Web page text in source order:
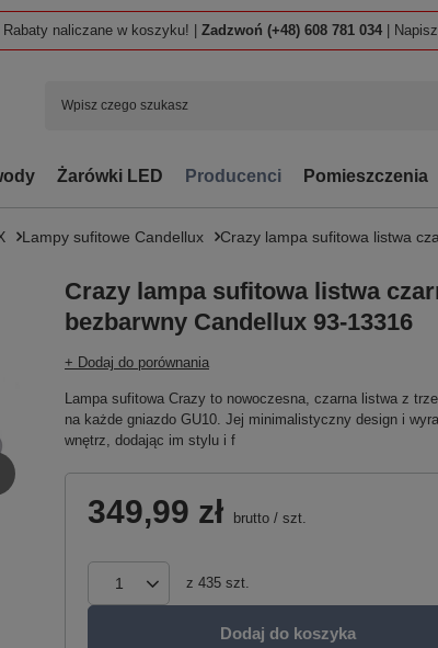
| Rabaty naliczane w koszyku! | Zadzwoń (+48) 608 781 034 |
Żarówki LED Producenci Pomieszczenia
Lampy sufitowe Candellux Crazy lampa sufitowa listwa
Crazy lampa sufitowa listwa
bezbarwny Candellux 93-13316
+ Dodaj do porównania
Lampa sufitowa Crazy to nowoczesna, czarna listwa z
na każde gniazdo GU10. Jej minimalistyczny design i
wnętrz, dodając im stylu i f
349,99 zł brutto / szt.
z 435 szt.
Dodaj do koszyka